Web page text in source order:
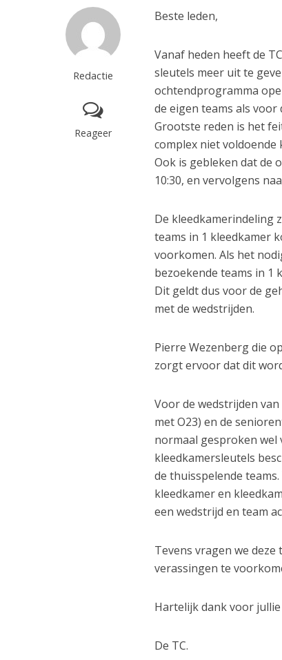
Redactie
Reageer
Beste leden,
Vanaf heden heeft de
sleutels meer uit te
ochtendprogramma
de eigen teams als voor
Grootste reden is het
complex niet voldoende
Ook is gebleken dat de
10:30, en vervolgens
De kleedkamerindeling
teams in 1 kleedkamer
voorkomen. Als het
bezoekende teams in 1
Dit geldt dus voor de
met de wedstrijden.
Pierre Wezenberg die
zorgt ervoor dat dit
Voor de wedstrijden
met O23) en de
normaal gesproken wel
kleedkamersleutels
de thuisspelende
kleedkamer en
een wedstrijd en team
Tevens vragen we
verassingen te
Hartelijk dank voor
De TC.